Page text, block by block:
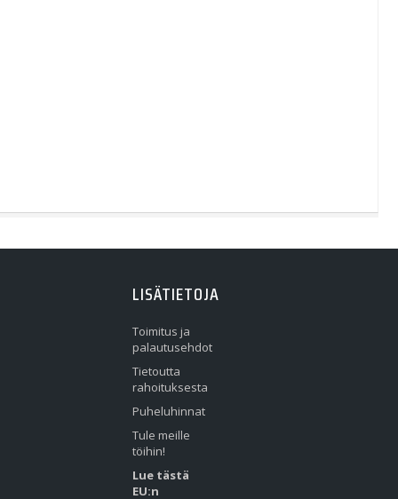
LISÄTIETOJA
Toimitus ja
palautusehdot
Tietoutta
rahoituksesta
Puheluhinnat
Tule meille
töihin!
Lue tästä
EU:n